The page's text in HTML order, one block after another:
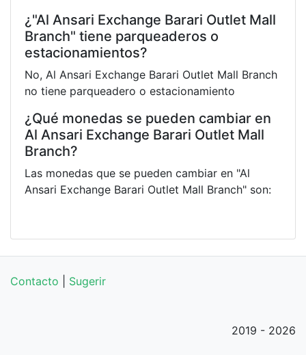
¿"Al Ansari Exchange Barari Outlet Mall
Branch" tiene parqueaderos o
estacionamientos?
No, Al Ansari Exchange Barari Outlet Mall Branch
no tiene parqueadero o estacionamiento
¿Qué monedas se pueden cambiar en
Al Ansari Exchange Barari Outlet Mall
Branch?
Las monedas que se pueden cambiar en "Al
Ansari Exchange Barari Outlet Mall Branch" son:
Contacto Sugerir
2019 - 2026